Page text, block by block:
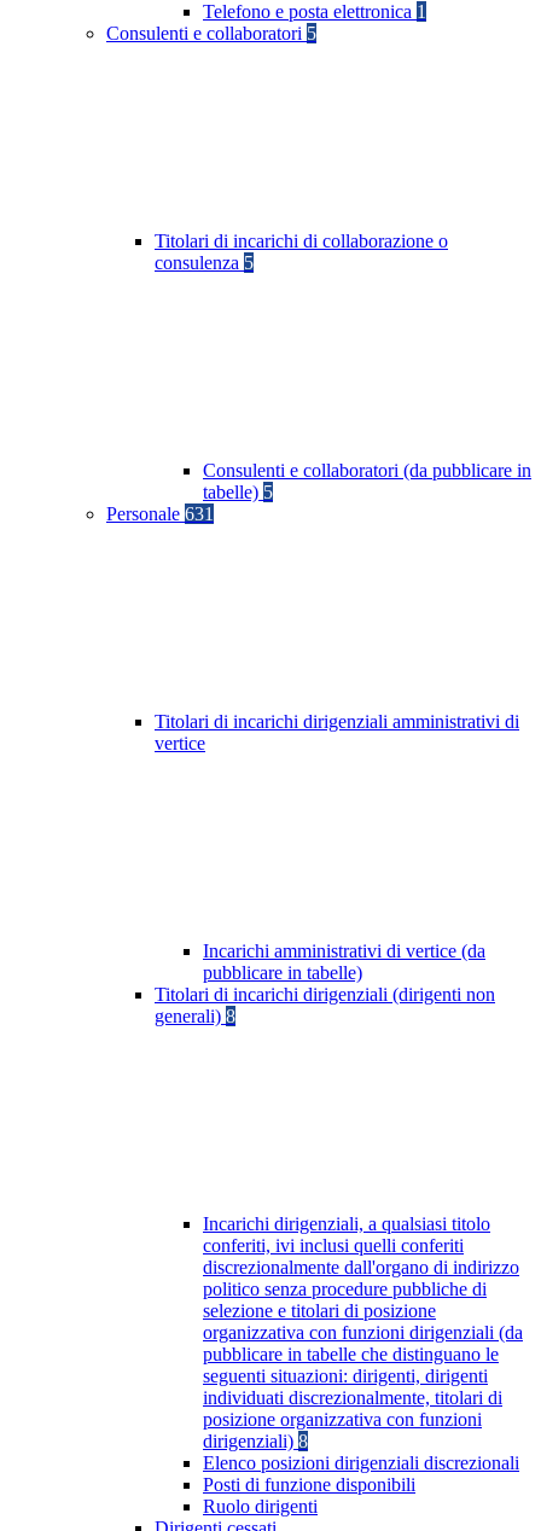
Telefono e posta elettronica 1
Consulenti e collaboratori 5
Titolari di incarichi di collaborazione o
consulenza 5
Consulenti e collaboratori (da pubblicare in
tabelle) 5
Personale 631
Titolari di incarichi dirigenziali amministrativi di
vertice
Incarichi amministrativi di vertice (da
pubblicare in tabelle)
Titolari di incarichi dirigenziali (dirigenti non
generali) 8
Incarichi dirigenziali, a qualsiasi titolo
conferiti, ivi inclusi quelli conferiti
discrezionalmente dall'organo di indirizzo
politico senza procedure pubbliche di
selezione e titolari di posizione
organizzativa con funzioni dirigenziali (da
pubblicare in tabelle che distinguano le
seguenti situazioni: dirigenti, dirigenti
individuati discrezionalmente, titolari di
posizione organizzativa con funzioni
dirigenziali) 8
Elenco posizioni dirigenziali discrezionali
Posti di funzione disponibili
Ruolo dirigenti